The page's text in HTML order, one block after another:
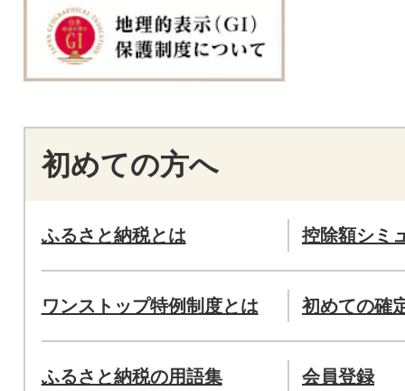
初めての方へ
ふるさと納税とは 控除額シミ
ワンストップ特例制度とは 初めての確
ふるさと納税の用語集 会員登録